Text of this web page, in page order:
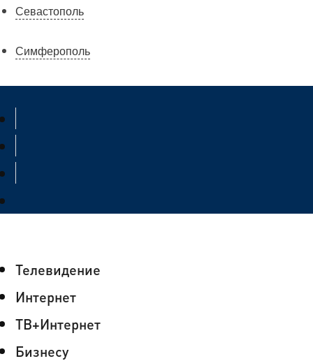
Севастополь
Симферополь
Телевидение
Интернет
ТВ+Интернет
Бизнесу